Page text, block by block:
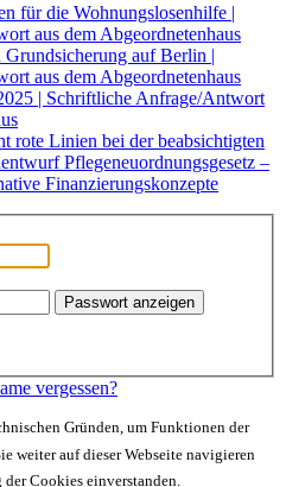
für die Wohnungslosenhilfe |
aus dem Abgeordnetenhaus
auf Berlin |
aus dem Abgeordnetenhaus
| Schriftliche Anfrage/Antwort
rote Linien bei der beabsichtigten
Pflegeneuordnungsgesetz –
Finanzierungskonzepte
Passwort anzeigen
vergessen?
Gründen, um Funktionen der
weiter auf dieser Webseite navigieren
Cookies einverstanden.